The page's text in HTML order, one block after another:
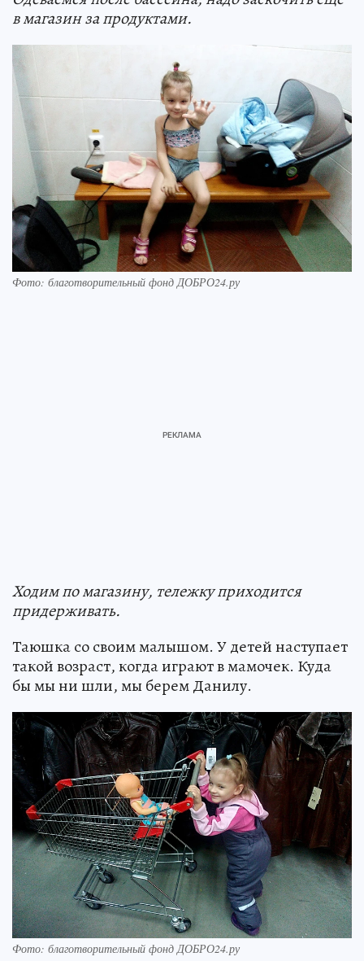
в магазин за продуктами.
Фото: благотворительный фонд ДОБРО24.ру
Ходим по магазину, тележку приходится
придерживать.
Таюшка со своим малышом. У детей наступает
такой возраст, когда играют в мамочек. Куда
бы мы ни шли, мы берем Данилу.
Фото: благотворительный фонд ДОБРО24.ру